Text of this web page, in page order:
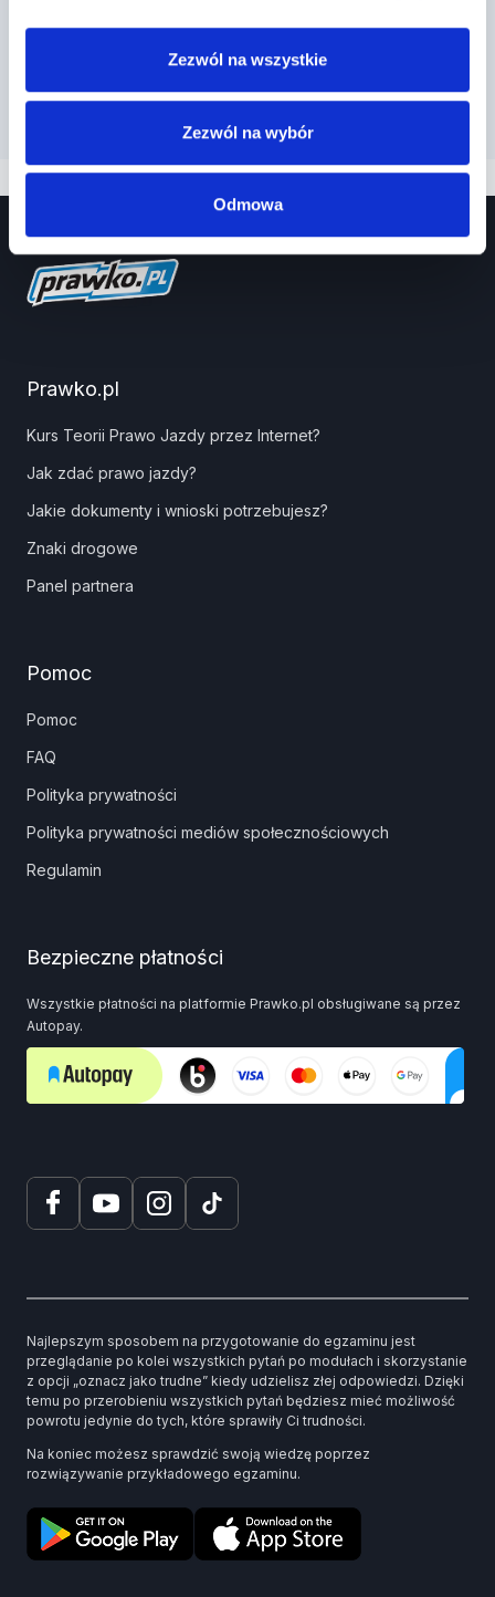
Zezwól na wszystkie
Zezwól na wybór
Odmowa
Prawko.pl
Kurs Teorii Prawo Jazdy przez Internet?
Jak zdać prawo jazdy?
Jakie dokumenty i wnioski potrzebujesz?
Znaki drogowe
Panel partnera
Pomoc
Pomoc
FAQ
Polityka prywatności
Polityka prywatności mediów społecznościowych
Regulamin
Bezpieczne płatności
Wszystkie płatności na platformie Prawko.pl obsługiwane są przez
Autopay.
Najlepszym sposobem na przygotowanie do egzaminu jest
przeglądanie po kolei wszystkich pytań po modułach i skorzystanie
z opcji „oznacz jako trudne” kiedy udzielisz złej odpowiedzi. Dzięki
temu po przerobieniu wszystkich pytań będziesz mieć możliwość
powrotu jedynie do tych, które sprawiły Ci trudności.
Na koniec możesz sprawdzić swoją wiedzę poprzez
rozwiązywanie przykładowego egzaminu.